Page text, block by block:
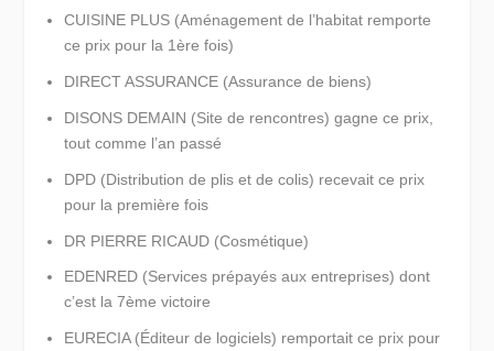
CUISINE PLUS (Aménagement de l’habitat remporte
ce prix pour la 1ère fois)
DIRECT ASSURANCE (Assurance de biens)
DISONS DEMAIN (Site de rencontres) gagne ce prix,
tout comme l’an passé
DPD (Distribution de plis et de colis) recevait ce prix
pour la première fois
DR PIERRE RICAUD (Cosmétique)
EDENRED (Services prépayés aux entreprises) dont
c’est la 7ème victoire
EURECIA (Éditeur de logiciels) remportait ce prix pour